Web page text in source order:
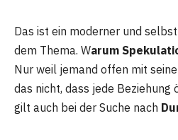
Das ist ein moderner und
dem Thema. Warum
Nur weil jemand offen mit
das nicht, dass jede Beziehung
gilt auch bei der Suche nach